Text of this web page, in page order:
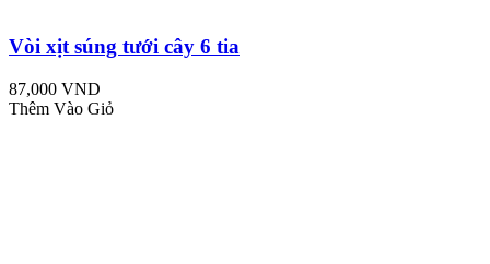
Vòi xịt súng tưới cây 6 tia
87,000 VND
Thêm Vào Giỏ